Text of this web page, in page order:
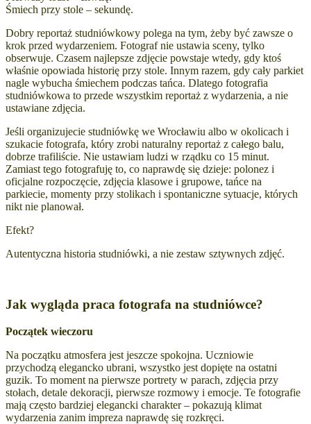
Śmiech przy stole – sekundę.
Dobry reportaż studniówkowy polega na tym, żeby być zawsze o
krok przed wydarzeniem. Fotograf nie ustawia sceny, tylko
obserwuje. Czasem najlepsze zdjęcie powstaje wtedy, gdy ktoś
właśnie opowiada historię przy stole. Innym razem, gdy cały parkiet
nagle wybucha śmiechem podczas tańca. Dlatego fotografia
studniówkowa to przede wszystkim reportaż z wydarzenia, a nie
ustawiane zdjęcia.
Jeśli organizujecie studniówkę we Wrocławiu albo w okolicach i
szukacie fotografa, który zrobi naturalny reportaż z całego balu,
dobrze trafiliście. Nie ustawiam ludzi w rządku co 15 minut.
Zamiast tego fotografuję to, co naprawdę się dzieje: polonez i
oficjalne rozpoczęcie, zdjęcia klasowe i grupowe, tańce na
parkiecie, momenty przy stolikach i spontaniczne sytuacje, których
nikt nie planował.
Efekt?
Autentyczna historia studniówki, a nie zestaw sztywnych zdjęć.
Jak wygląda praca fotografa na studniówce?
Początek wieczoru
Na początku atmosfera jest jeszcze spokojna. Uczniowie
przychodzą elegancko ubrani, wszystko jest dopięte na ostatni
guzik. To moment na pierwsze portrety w parach, zdjęcia przy
stołach, detale dekoracji, pierwsze rozmowy i emocje. Te fotografie
mają często bardziej elegancki charakter – pokazują klimat
wydarzenia zanim impreza naprawdę się rozkręci.